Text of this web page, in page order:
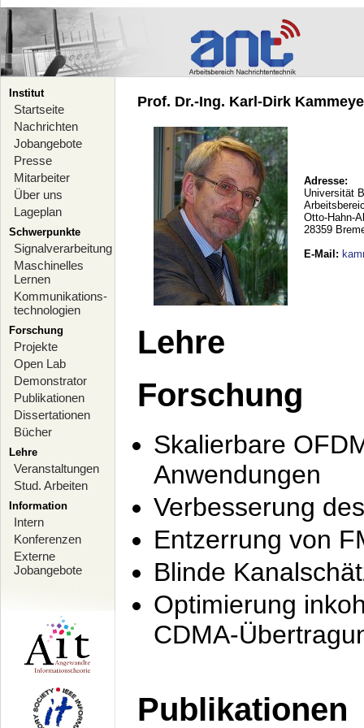
Institut
Startseite
Nachrichten
Jobangebote
Presse
Mitarbeiter
Über uns
Lageplan
Schwerpunkte
Signalverarbeitung
Maschinelles
Lernen
Kommunikations-
technologien
Forschung
Projekte
Open Lab
Demonstrator
Publikationen
Dissertationen
Bücher
Lehre
Veranstaltungen
Stud. Arbeiten
Information
Intern
Konferenzen
Externe
Jobangebote
Prof. Dr.-Ing. Karl-Dirk
Adresse:
Universität
Otto-Hahn-
28359
E-Mail :
Lehre
Forschung
Skalierbare
Anwendungen
Verbesserung
Entzerrung von
Blinde
Optimierung
CDMA-
Publikationen